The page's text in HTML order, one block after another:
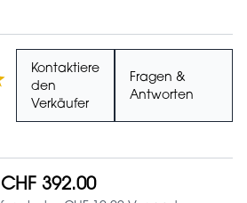
Kontaktiere
den
Verkäufer
Fragen &
Antworten
CHF 392.00